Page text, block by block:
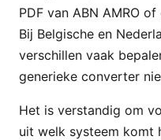
PDF van ABN AMRO
Bij Belgische en
verschillen vaak
generieke converter
Het is verstandig om
uit welk systeem komt